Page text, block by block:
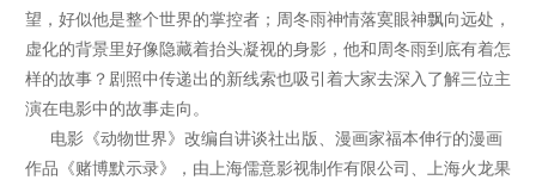
望，好似他是整个世界的掌控者；周冬雨神情落寞眼神飘向远处，
虚化的背景里好像隐藏着抬头凝视的身影，他和周冬雨到底有着怎
样的故事？剧照中传递出的新线索也吸引着大家去深入了解三位主
演在电影中的故事走向。
电影《动物世界》改编自讲谈社出版、漫画家福本伸行的漫画
作品《赌博默示录》，由上海儒意影视制作有限公司、上海火龙果